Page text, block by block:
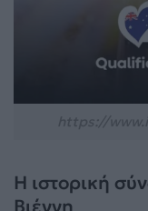
Η ιστορική